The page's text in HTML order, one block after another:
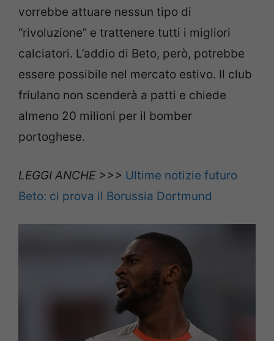
vorrebbe attuare nessun tipo di
“rivoluzione” e trattenere tutti i migliori
calciatori. L’addio di Beto, però, potrebbe
essere possibile nel mercato estivo. Il club
friulano non scenderà a patti e chiede
almeno 20 milioni per il bomber
portoghese.
LEGGI ANCHE >>> Ultime notizie futuro
Beto: ci prova il Borussia Dortmund